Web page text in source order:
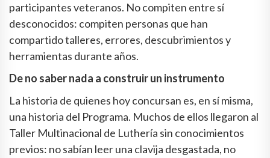
participantes veteranos. No compiten entre sí
desconocidos: compiten personas que han
compartido talleres, errores, descubrimientos y
herramientas durante años.
De no saber nada a construir un instrumento
La historia de quienes hoy concursan es, en sí misma,
una historia del Programa. Muchos de ellos llegaron al
Taller Multinacional de Luthería sin conocimientos
previos: no sabían leer una clavija desgastada, no